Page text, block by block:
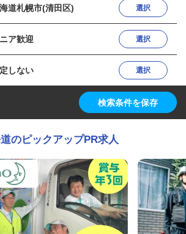
道札幌市(清田区) 選択
ア歓迎 選択
しない 選択
検索条件を保存
のピックアップPR求人